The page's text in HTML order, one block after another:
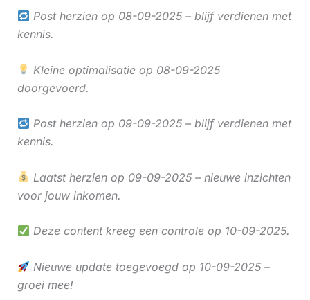
Post herzien op 08-09-2025 – blijf verdienen met
kennis.
Kleine optimalisatie op 08-09-2025
doorgevoerd.
Post herzien op 09-09-2025 – blijf verdienen met
kennis.
Laatst herzien op 09-09-2025 – nieuwe inzichten
voor jouw inkomen.
Deze content kreeg een controle op 10-09-2025.
Nieuwe update toegevoegd op 10-09-2025 –
groei mee!